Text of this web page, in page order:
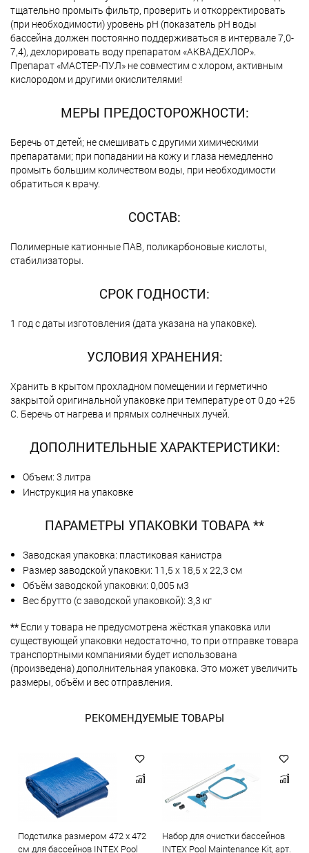
тщательно промыть фильтр, проверить и откорректировать
(при необходимости) уровень рН (показатель рН воды
бассейна должен постоянно поддерживаться в интервале 7,0-
7,4), дехлорировать воду препаратом «АКВАДЕХЛОР».
Препарат «МАСТЕР-ПУЛ» не совместим с хлором, активным
кислородом и другими окислителями!
МЕРЫ ПРЕДОСТОРОЖНОСТИ:
Беречь от детей; не смешивать с другими химическими
препаратами; при попадании на кожу и глаза немедленно
промыть большим количеством воды, при необходимости
обратиться к врачу.
СОСТАВ:
Полимерные катионные ПАВ, поликарбоновые кислоты,
стабилизаторы.
СРОК ГОДНОСТИ:
1 год с даты изготовления (дата указана на упаковке).
УСЛОВИЯ ХРАНЕНИЯ:
Хранить в крытом прохладном помещении и герметично
закрытой оригинальной упаковке при температуре от 0 до +25
С. Беречь от нагрева и прямых солнечных лучей.
ДОПОЛНИТЕЛЬНЫЕ ХАРАКТЕРИСТИКИ:
Объем: 3 литра
Инструкция на упаковке
ПАРАМЕТРЫ УПАКОВКИ ТОВАРА **
Заводская упаковка: пластиковая канистра
Размер заводской упаковки: 11,5 х 18,5 х 22,3 см
Объём заводской упаковки: 0,005 м3
Вес брутто (с заводской упаковкой): 3,3 кг
** Если у товара не предусмотрена жёсткая упаковка или
существующей упаковки недостаточно, то при отправке товара
транспортными компаниями будет использована
(произведена) дополнительная упаковка. Это может увеличить
размеры, объём и вес отправления.
РЕКОМЕНДУЕМЫЕ ТОВАРЫ
Подстилка размером 472 х 472
см для бассейнов INTEX Pool
Набор для очистки бассейнов
INTEX Pool Maintenance Kit, арт.